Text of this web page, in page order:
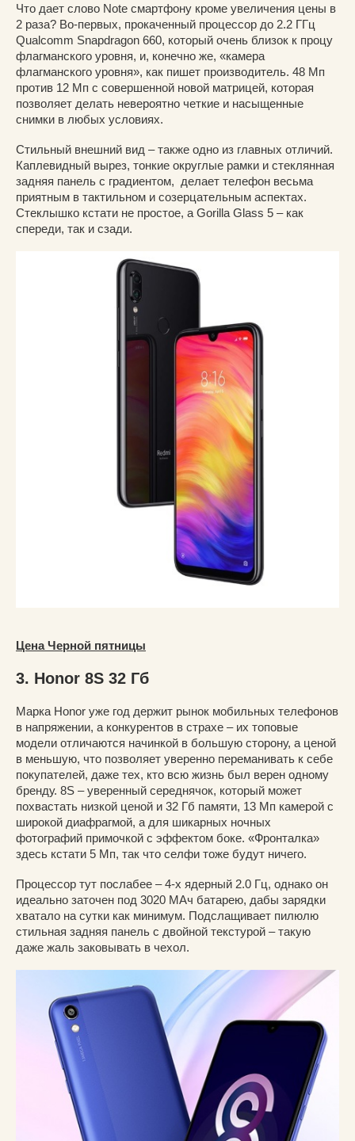
Что дает слово Note смартфону кроме увеличения цены в
2 раза? Во-первых, прокаченный процессор до 2.2 ГГц
Qualcomm Snapdragon 660, который очень близок к процу
флагманского уровня, и, конечно же, «камера
флагманского уровня», как пишет производитель. 48 Мп
против 12 Мп с совершенной новой матрицей, которая
позволяет делать невероятно четкие и насыщенные
снимки в любых условиях.
Стильный внешний вид – также одно из главных отличий.
Каплевидный вырез, тонкие округлые рамки и стеклянная
задняя панель с градиентом, делает телефон весьма
приятным в тактильном и созерцательным аспектах.
Стеклышко кстати не простое, а Gorilla Glass 5 – как
спереди, так и сзади.
Цена Черной пятницы
3. Honor 8S 32 Гб
Марка Honor уже год держит рынок мобильных телефонов
в напряжении, а конкурентов в страхе – их топовые
модели отличаются начинкой в большую сторону, а ценой
в меньшую, что позволяет уверенно переманивать к себе
покупателей, даже тех, кто всю жизнь был верен одному
бренду. 8S – уверенный середнячок, который может
похвастать низкой ценой и 32 Гб памяти, 13 Мп камерой с
широкой диафрагмой, а для шикарных ночных
фотографий примочкой с эффектом боке. «Фронталка»
здесь кстати 5 Мп, так что селфи тоже будут ничего.
Процессор тут послабее – 4-х ядерный 2.0 Гц, однако он
идеально заточен под 3020 МАч батарею, дабы зарядки
хватало на сутки как минимум. Подслащивает пилюлю
стильная задняя панель с двойной текстурой – такую
даже жаль заковывать в чехол.